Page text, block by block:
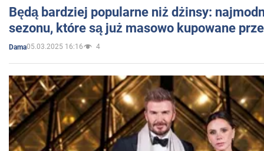
Będą bardziej popularne niż dżinsy:
sezonu, które są już masowo kupowane
Dama05.03.2025 16:16 4